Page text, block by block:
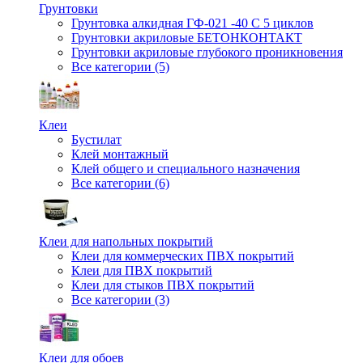
Грунтовки
Грунтовка алкидная ГФ-021 -40 С 5 циклов
Грунтовки акриловые БЕТОНКОНТАКТ
Грунтовки акриловые глубокого проникновения
Все категории (5)
Клеи
Бустилат
Клей монтажный
Клей общего и специального назначения
Все категории (6)
Клеи для напольных покрытий
Клеи для коммерческих ПВХ покрытий
Клеи для ПВХ покрытий
Клеи для стыков ПВХ покрытий
Все категории (3)
Клеи для обоев